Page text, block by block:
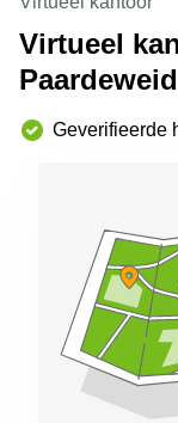
Arnhem
Kantoorruimte
Coworking
Zwolle
Coworking
Haarlem
Kantoor
Virtueel
Geverifieerde